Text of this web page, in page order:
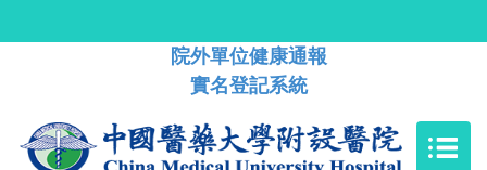
院外單位健康通報
實名登記系統